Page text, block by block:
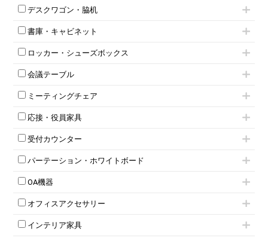
役員チェア
高級チェア（多機能チェア）
オフィスチェアその他
フリーアドレスデスク（ベンチデスク）
昇降デスク
オフィスデスクその他
両袖机
デスクワゴン・脇机
インワゴン2段
インワゴン3段
脇机
ワゴンその他
書庫・キャビネット
ハイキャビネット
ローキャビネット
両開きキャビネット
スチールキャビネット
上下連結キャビネット
軽量ラック（スチールラック）
収納家具その他
両開書庫
ラテラル書庫
ロッカー・シューズボックス
1人用ロッカー
2人用ロッカー
3人用ロッカー
4人用ロッカー
5人用ロッカー
8人用ロッカー
多人数ロッカー
ダイヤル錠ロッカー
ダイヤル錠ロッカー
ワードローブ・クローゼット
会議テーブル
スタッキングテーブル
ネスティングテーブル
幕板付テーブル
カウンターテーブル
T字脚テーブル
会議テーブルW1200～
会議テーブルW1800～
平行スタックテーブル
ミーティングチェア
キャスター付きミーティングチェア
スタッキングミーティングチェア
テーブル付きミーティングチェア
ネスティングミーティングチェア
折りたたみミーティングチェア
ハイチェア
ミーティングチェアその他
応接・役員家具
応接セット
応接ソファ
応接チェア
応接テーブル
応接・役員家具その他
受付カウンター
ローカウンター
ラウンジカウンター
受付カウンターその他
パーテーション・ホワイトボード
パーテーション
自立タイプパーテーション
パーテーションその他
脚付ホワイトボード
壁掛けホワイトボード
OA機器
電話機（ビジネスフォン）
シュレッダー
プロジェクター
オフィスアクセサリー
チェア用台車
演台・講演台・演説台
インテリア家具